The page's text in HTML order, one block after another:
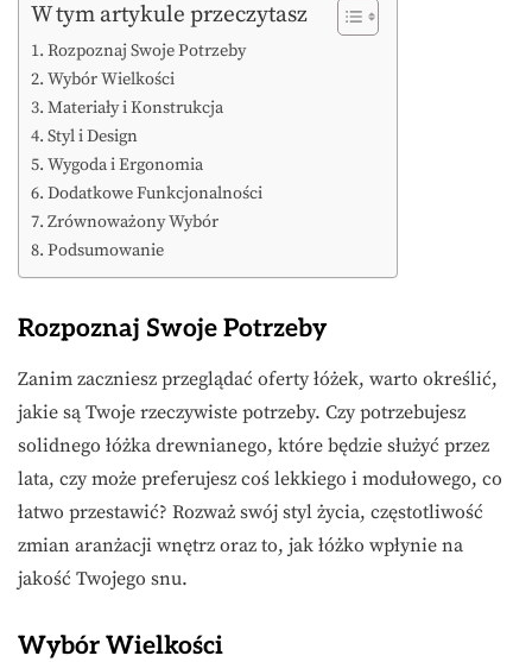
W tym artykule przeczytasz
Rozpoznaj Swoje Potrzeby
Wybór Wielkości
Materiały i Konstrukcja
Styl i Design
Wygoda i Ergonomia
Dodatkowe Funkcjonalności
Zrównoważony Wybór
Podsumowanie
Rozpoznaj Swoje Potrzeby
Zanim zaczniesz przeglądać oferty łóżek, warto określić,
jakie są Twoje rzeczywiste potrzeby. Czy potrzebujesz
solidnego łóżka drewnianego, które będzie służyć przez
lata, czy może preferujesz coś lekkiego i modułowego, co
łatwo przestawić? Rozważ swój styl życia, częstotliwość
zmian aranżacji wnętrz oraz to, jak łóżko wpłynie na
jakość Twojego snu.
Wybór Wielkości